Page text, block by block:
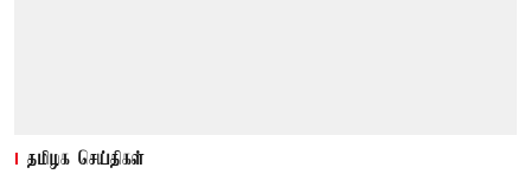
தமிழக செய்திகள்